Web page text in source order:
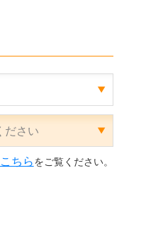
こちらをご覧ください。